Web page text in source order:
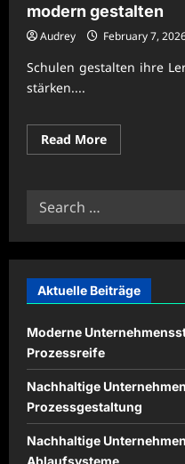
modern gestalten
Audrey February 7,
Schulen gestalten ihre
stärken....
Read MoreRead
more
Search
Aktuelle Beiträge
Moderne
Prozessreife
Nachhaltige
Prozessgestaltung
Nachhaltige
Ablaufsysteme